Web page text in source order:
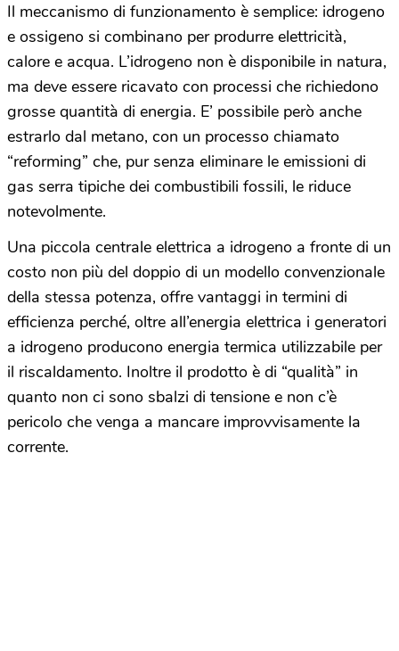
Il meccanismo di funzionamento è semplice: idrogeno
e ossigeno si combinano per produrre elettricità,
calore e acqua. L’idrogeno non è disponibile in natura,
ma deve essere ricavato con processi che richiedono
grosse quantità di energia. E’ possibile però anche
estrarlo dal metano, con un processo chiamato
“reforming” che, pur senza eliminare le emissioni di
gas serra tipiche dei combustibili fossili, le riduce
notevolmente.
Una piccola centrale elettrica a idrogeno a fronte di un
costo non più del doppio di un modello convenzionale
della stessa potenza, offre vantaggi in termini di
efficienza perché, oltre all’energia elettrica i generatori
a idrogeno producono energia termica utilizzabile per
il riscaldamento. Inoltre il prodotto è di “qualità” in
quanto non ci sono sbalzi di tensione e non c’è
pericolo che venga a mancare improvvisamente la
corrente.